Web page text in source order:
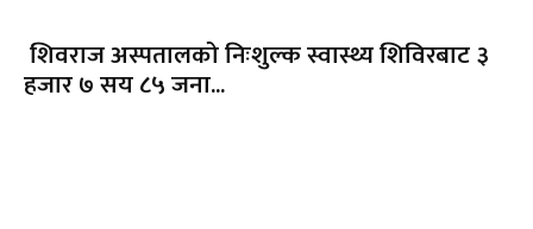
शिवराज अस्पतालको निःशुल्क स्वास्थ्य शिविरबाट ३
हजार ७ सय ८५ जना...